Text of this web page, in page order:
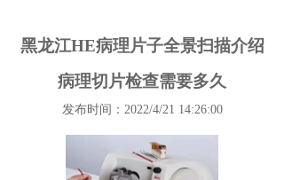
黑龙江HE病理片子全景扫描介绍
病理切片检查需要多久
发布时间：2022/4/21 14:26:00